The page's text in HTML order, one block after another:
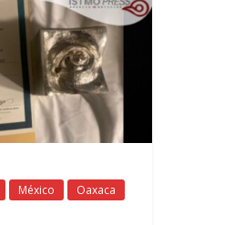
México
Oaxaca